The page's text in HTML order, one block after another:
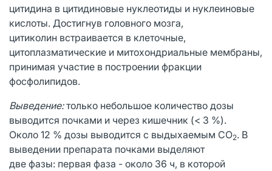
цитидина в цитидиновые нуклеотиды и нуклеиновые
кислоты. Достигнув головного мозга,
цитиколин встраивается в клеточные,
цитоплазматические и митохондриальные мембраны,
принимая участие в построении фракции
фосфолипидов.
Выведение:только небольшое количество дозы
выводится почками и через кишечник (< 3 %).
Около 12 % дозы выводится с выдыхаемым СО2. В
выведении препарата почками выделяют
две фазы: первая фаза - около 36 ч, в которой